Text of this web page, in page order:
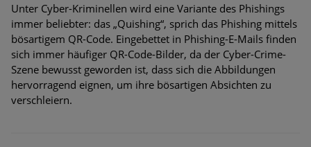
Unter Cyber-Kriminellen wird eine Variante des Phishings
immer beliebter: das „Quishing“, sprich das Phishing mittels
bösartigem QR-Code. Eingebettet in Phishing-E-Mails finden
sich immer häufiger QR-Code-Bilder, da der Cyber-Crime-
Szene bewusst geworden ist, dass sich die Abbildungen
hervorragend eignen, um ihre bösartigen Absichten zu
verschleiern.